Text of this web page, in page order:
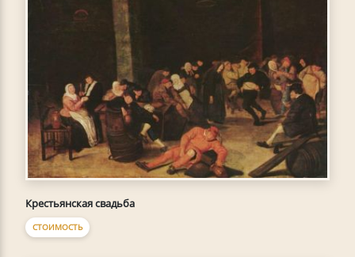
Крестьянская свадьба
СТОИМОСТЬ